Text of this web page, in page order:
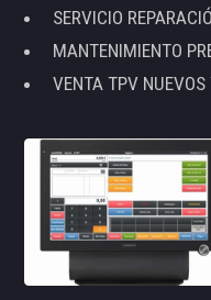
SERVICIO
MANTENIMIENTO
VENTA TPV